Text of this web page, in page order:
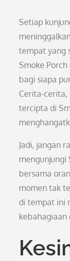
Setiap
tempat yang
Smoke
bagi siapa
Cerita-cerita,
tercipta di
Jadi, jangan
mengunjungi
bersama
momen tak
di tempat ini
kebahagiaan